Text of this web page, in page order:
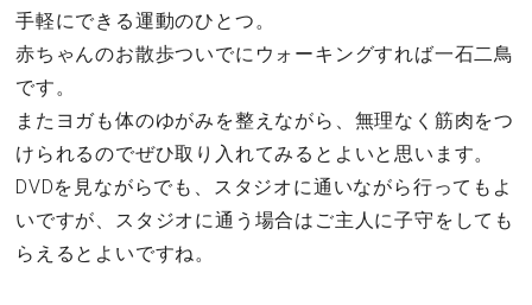
手軽にできる運動のひとつ。
赤ちゃんのお散歩ついでにウォーキングすれば一石二鳥
です。
またヨガも体のゆがみを整えながら、無理なく筋肉をつ
けられるのでぜひ取り入れてみるとよいと思います。
DVDを見ながらでも、スタジオに通いながら行ってもよ
いですが、スタジオに通う場合はご主人に子守をしても
らえるとよいですね。